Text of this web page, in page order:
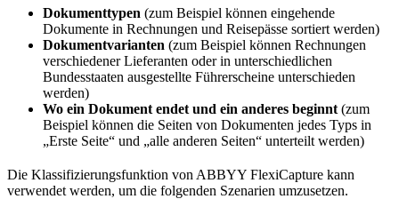
Dokumenttypen (zum Beispiel können eingehende
Dokumente in Rechnungen und Reisepässe sortiert werden)
Dokumentvarianten (zum Beispiel können Rechnungen
verschiedener Lieferanten oder in unterschiedlichen
Bundesstaaten ausgestellte Führerscheine unterschieden
werden)
Wo ein Dokument endet und ein anderes beginnt (zum
Beispiel können die Seiten von Dokumenten jedes Typs in
„Erste Seite“ und „alle anderen Seiten“ unterteilt werden)
Die Klassifizierungsfunktion von ABBYY FlexiCapture kann
verwendet werden, um die folgenden Szenarien umzusetzen.